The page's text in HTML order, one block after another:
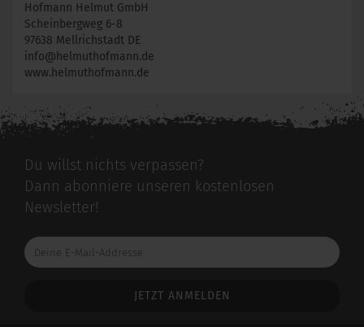
Hofmann Helmut GmbH
Scheinbergweg 6-8
97638 Mellrichstadt DE
info@helmuthofmann.de
www.helmuthofmann.de
Du willst nichts verpassen?
Dann abonniere unseren kostenlosen
Newsletter!
Deine
E-